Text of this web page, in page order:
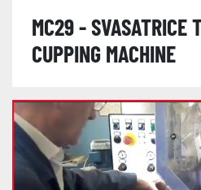
MC29 - SVASATRICE
CUPPING MACHINE